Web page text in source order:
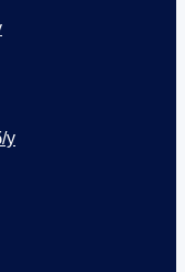
у